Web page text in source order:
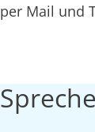
per Mail und